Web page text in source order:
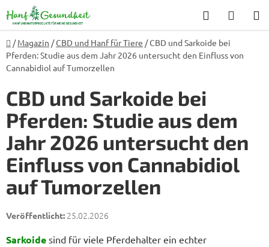
Inhalt
springen
Suchen
Startseite
/ Magazin /CBD und Hanf für Tiere /CBD und Sarkoide bei
Pferden: Studie aus dem Jahr 2026 untersucht den Einfluss von
Cannabidiol auf Tumorzellen
CBD und Sarkoide bei
Pferden: Studie aus dem
Jahr 2026 untersucht den
Einfluss von Cannabidiol
auf Tumorzellen
25.02.2026
Sarkoide sind für viele Pferdehalter ein echter